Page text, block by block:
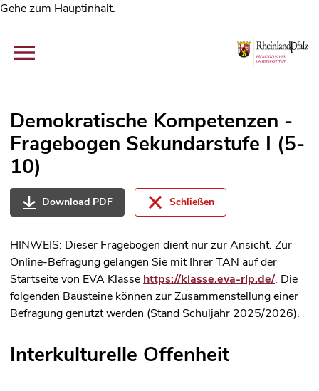
Gehe zum Hauptinhalt.
Demokratische Kompetenzen -
Fragebogen Sekundarstufe I (5-
10)
Download PDF Schließen
HINWEIS: Dieser Fragebogen dient nur zur Ansicht. Zur
Online-Befragung gelangen Sie mit Ihrer TAN auf der
Startseite von EVA Klasse https://klasse.eva-rlp.de/. Die
folgenden Bausteine können zur Zusammenstellung einer
Befragung genutzt werden (Stand Schuljahr 2025/2026).
Interkulturelle Offenheit